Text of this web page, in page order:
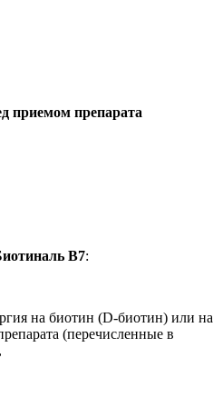
приемом препарата
В7:
на биотин (D-биотин) или на
(перечисленные в